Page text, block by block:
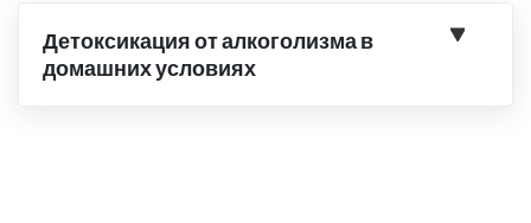
Детоксикация от алкоголизма в
домашних условиях